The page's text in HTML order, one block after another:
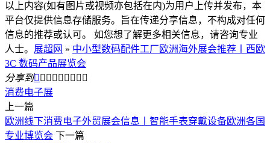
以上内容(如有图片或视频亦包括在内)为用户上传并发布，本
平台仅提供信息存储服务。旨在传递分享信息，不构成对任何
信息的推荐或认可。 如您想了解更多相关信息，请咨询专业
人士。 展超网 » 中小型数码配件工厂欧洲海外展会推荐丨西欧
3C 数码产品展览会
分享到        
消费电子展
上一篇
欧洲线下消费电子外贸展会信息丨智能手表穿戴设备欧洲各国
专业博览会 下一篇